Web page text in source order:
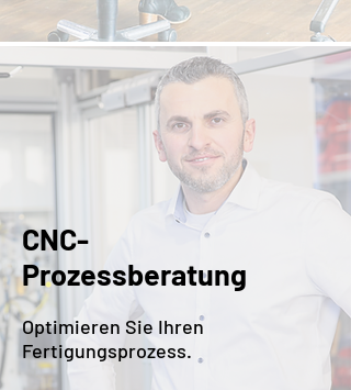
CNC-
Prozessberatung
Optimieren Sie Ihren
Fertigungsprozess.